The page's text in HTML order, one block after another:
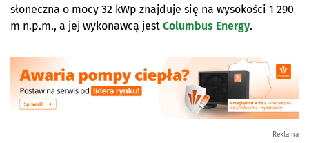
słoneczna o mocy 32 kWp znajduje się na wysokości 1 290
m n.p.m., a jej wykonawcą jest Columbus Energy.
Reklama